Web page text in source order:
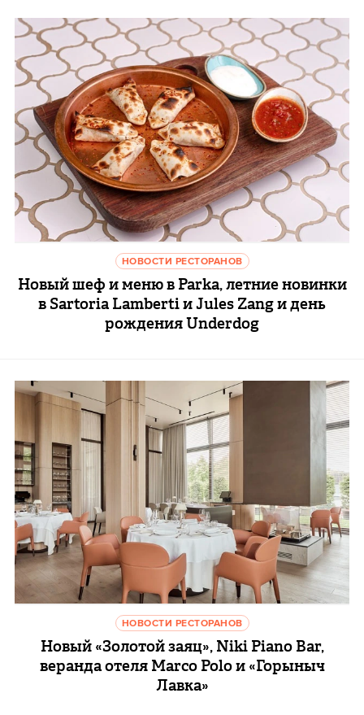
НОВОСТИ РЕСТОРАНОВ
Новый шеф и меню в Parka, летние новинки
в Sartoria Lamberti и Jules Zang и день
рождения Underdog
НОВОСТИ РЕСТОРАНОВ
Новый «Золотой заяц», Niki Piano Bar,
веранда отеля Marco Polo и «Горыныч
Лавка»